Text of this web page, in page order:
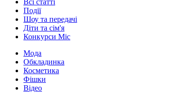
Всі статті
Події
Шоу та передачі
Діти та сім'я
Конкурси Міс
Мода
Обкладинка
Косметика
Фішки
Відео